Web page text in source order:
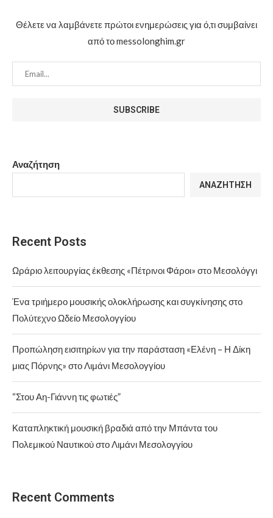
Αναζήτηση
ΑΝΑΖΉΤΗΣΗ
Recent Posts
Ωράριο λειτουργίας έκθεσης «Πέτρινοι Φάροι» στο Μεσολόγγι
Ένα τριήμερο μουσικής ολοκλήρωσης και συγκίνησης στο
Πολύτεχνο Ωδείο Μεσολογγίου
Προπώληση εισιτηρίων για την παράσταση «Ελένη – Η Δίκη
μιας Πόρνης» στο Λιμάνι Μεσολογγίου
“Στου Αη-Γιάννη τις φωτιές”
Καταπληκτική μουσική βραδιά από την Μπάντα του
Πολεμικού Ναυτικού στο Λιμάνι Μεσολογγίου
Recent Comments
Θέλετε να λαμβάνετε πρώτοι ενημερώσεις για ό,τι συμβαίνει
από το messolonghim.gr